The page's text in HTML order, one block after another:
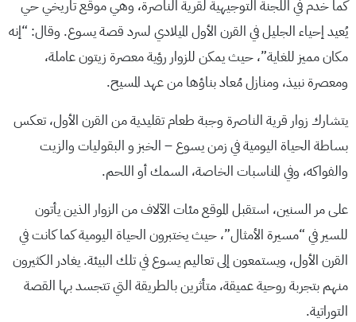
كما خدم في اللجنة التوجيهية لقرية الناصرة، وهي موقع تاريخي حي
يُعيد إحياء الجليل في القرن الأول الميلادي لسرد قصة يسوع. وقال: “إنه
مكان مميز للغاية”، حيث يمكن للزوار رؤية معصرة زيتون عاملة،
ومعصرة نبيذ، ومنازل مُعاد بناؤها من عهد المسيح.
يتشارك زوار قرية الناصرة وجبة طعام تقليدية من القرن الأول، تعكس
بساطة الحياة اليومية في زمن يسوع – الخبز و البقوليات والزيت
والفواكه، وفي المناسبات الخاصة، السمك أو اللحم.
على مر السنين، استقبل الموقع مئات الآلاف من الزوار الذين يأتون
للسير في “مسيرة الأمثال”، حيث يختبرون الحياة اليومية كما كانت في
القرن الأول، ويستمعون إلى تعاليم يسوع في تلك البيئة. يغادر الكثيرون
منهم بتجربة روحية عميقة، متأثرين بالطريقة التي تتجسد بها القصة
التوراتية.